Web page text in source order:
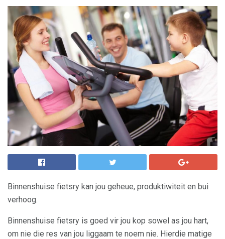
Binnenshuise fietsry kan jou geheue, produktiwiteit en bui
verhoog.
Binnenshuise fietsry is goed vir jou kop sowel as jou hart,
om nie die res van jou liggaam te noem nie. Hierdie matige